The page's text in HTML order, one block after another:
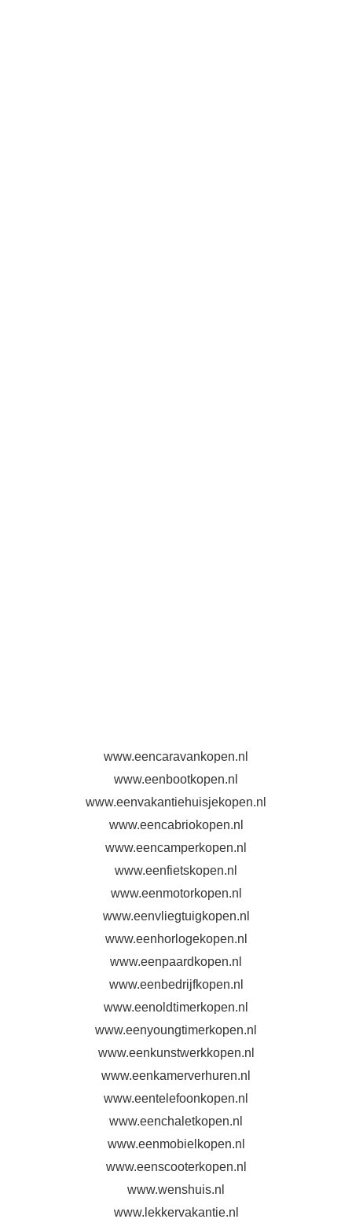
www.eencaravankopen.nl
www.eenbootkopen.nl
www.eenvakantiehuisjekopen.nl
www.eencabriokopen.nl
www.eencamperkopen.nl
www.eenfietskopen.nl
www.eenmotorkopen.nl
www.eenvliegtuigkopen.nl
www.eenhorlogekopen.nl
www.eenpaardkopen.nl
www.eenbedrijfkopen.nl
www.eenoldtimerkopen.nl
www.eenyoungtimerkopen.nl
www.eenkunstwerkkopen.nl
www.eenkamerverhuren.nl
www.eentelefoonkopen.nl
www.eenchaletkopen.nl
www.eenmobielkopen.nl
www.eenscooterkopen.nl
www.wenshuis.nl
www.lekkervakantie.nl